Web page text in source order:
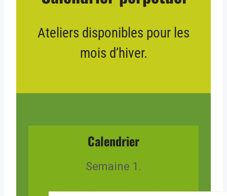
Ateliers disponibles pour les
mois d’hiver.
Calendrier
Semaine 1.